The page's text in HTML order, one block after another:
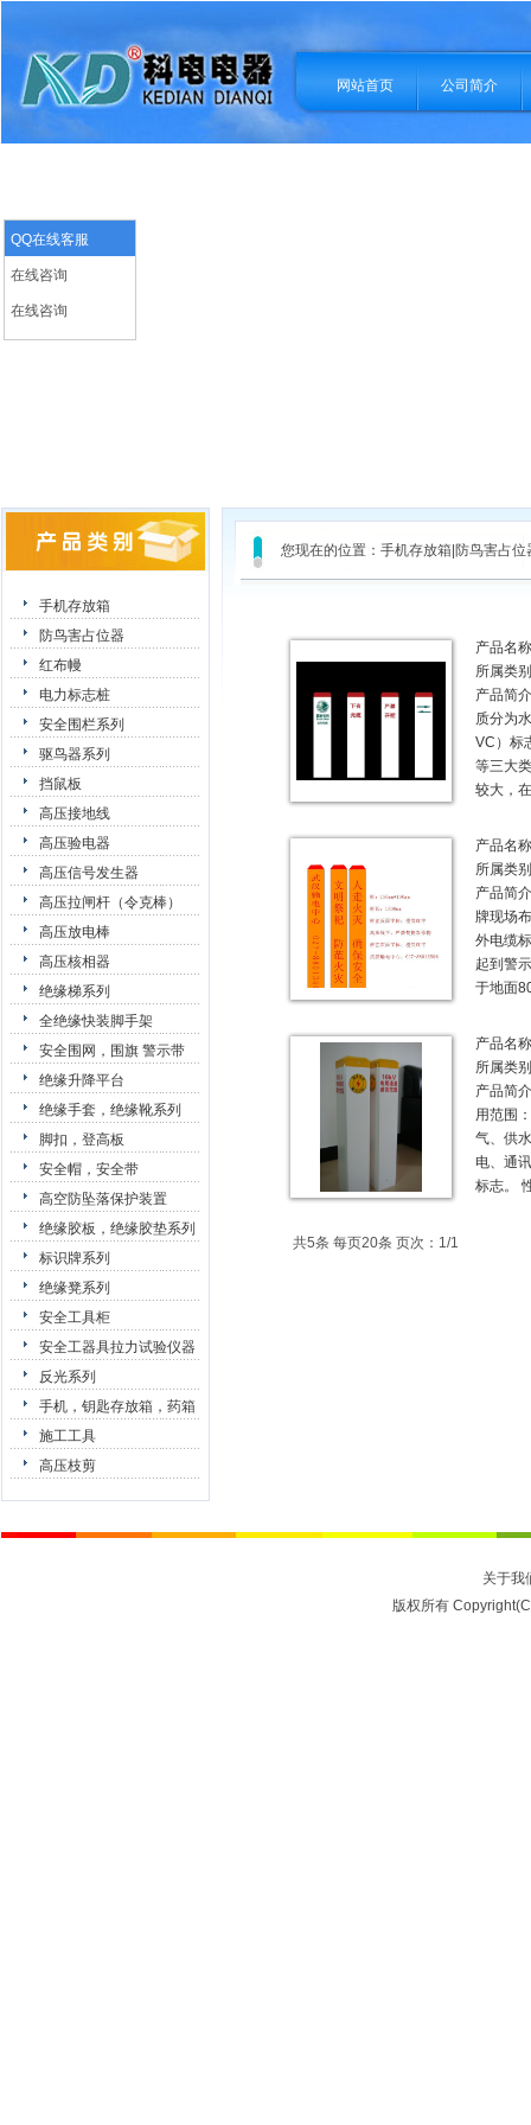
网站首页 公司简介
手机存放箱
防鸟害占位器
红布幔
电力标志桩
安全围栏系列
驱鸟器系列
挡鼠板
高压接地线
高压验电器
高压信号发生器
高压拉闸杆（令克棒）
高压放电棒
高压核相器
绝缘梯系列
全绝缘快装脚手架
安全围网，围旗 警示带
绝缘升降平台
绝缘手套，绝缘靴系列
脚扣，登高板
安全帽，安全带
高空防坠落保护装置
绝缘胶板，绝缘胶垫系列
标识牌系列
绝缘凳系列
安全工具柜
安全工器具拉力试验仪器
反光系列
手机，钥匙存放箱，药箱
施工工具
高压枝剪
您现在的位置： 手机存放箱|防鸟害占
产品名
所属类
产品简
质分为
VC）标
等三大
较大，
产品名
所属类
产品简
牌现场
外电缆
起到警
于地面
产品名
所属类
产品简
用范围
气、供
电、通
标志。
共5条 每页20条 页次：1/1
关于我
版权所有
QQ在线客服
在线咨询
在线咨询